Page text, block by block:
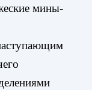
мины-